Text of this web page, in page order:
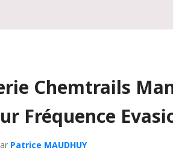
Chemtrails
Fréquence
Patrice MAUDHUY